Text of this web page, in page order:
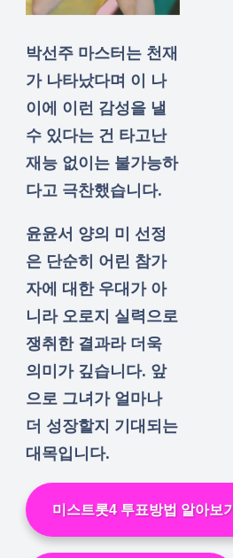
박선주 마스터는 천재
가 나타났다며 이 나
이에 이런 감성을 낼
수 있다는 건 타고난
재능 없이는 불가능하
다고 극찬했습니다.
윤윤서 양의 미 선정
은 단순히 어린 참가
자에 대한 우대가 아
니라 오로지 실력으로
쟁취한 결과라 더욱
의미가 깊습니다. 앞
으로 그녀가 얼마나
더 성장할지 기대되는
대목입니다.
미스트롯4 투표방법 알아보기